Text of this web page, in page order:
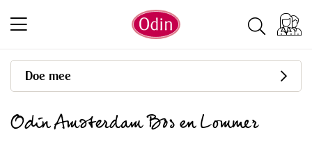
Doe mee
Odin Amsterdam Bos en Lommer